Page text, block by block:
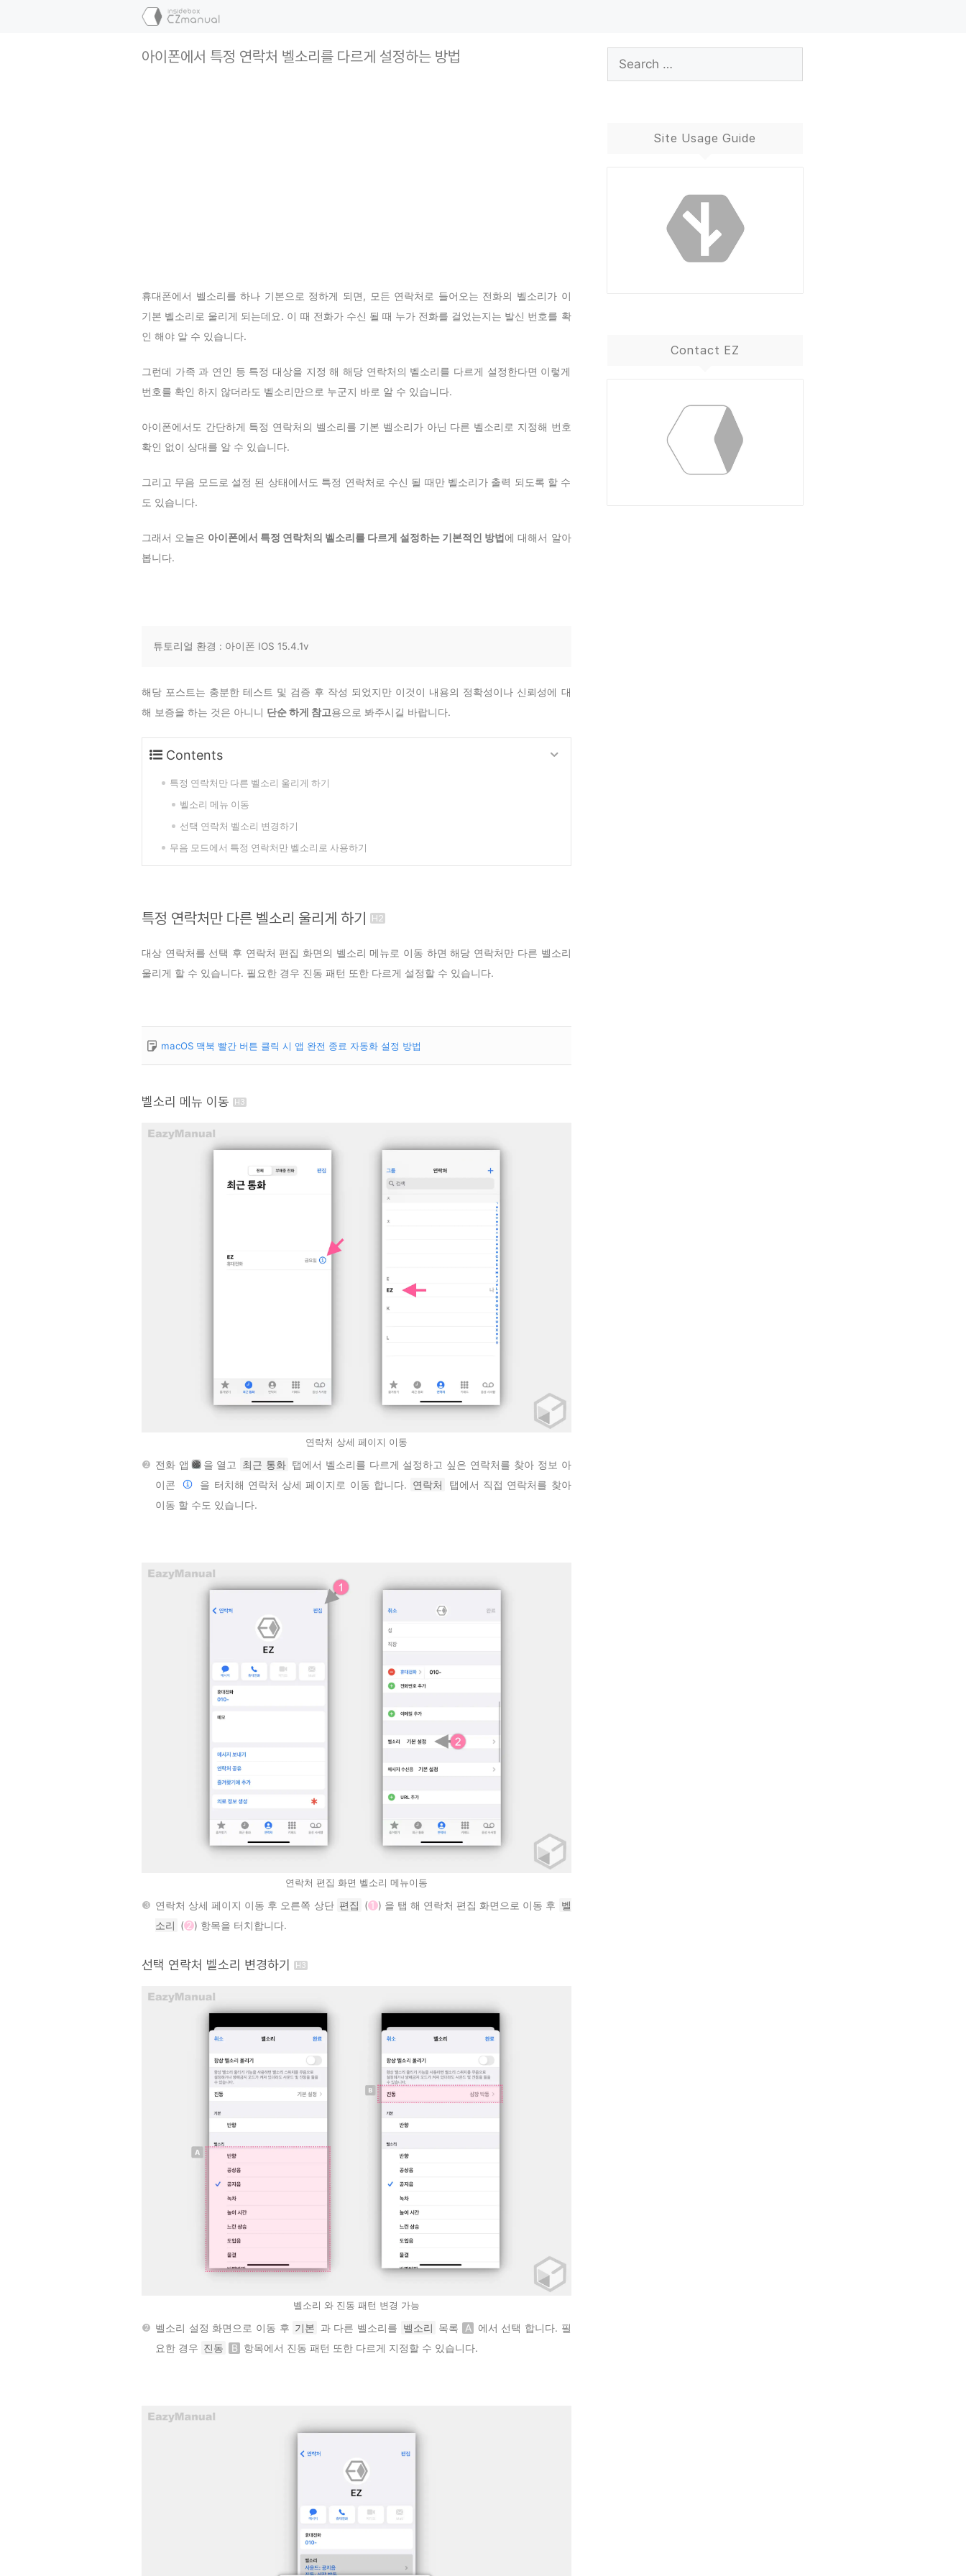
아이폰에서 특정 연락처 벨소리를 다르게 설정하는 방법
휴대폰에서 벨소리를 하나 기본으로 정하게 되면, 모든 연락처로 들어오는 전화의 벨소리가 이
기본 벨소리로 울리게 되는데요. 이 때 전화가 수신 될 때 누가 전화를 걸었는지는 발신 번호를 확
인 해야 알 수 있습니다.
그런데 가족 과 연인 등 특정 대상을 지정 해 해당 연락처의 벨소리를 다르게 설정한다면 이렇게
번호를 확인 하지 않더라도 벨소리만으로 누군지 바로 알 수 있습니다.
아이폰에서도 간단하게 특정 연락처의 벨소리를 기본 벨소리가 아닌 다른 벨소리로 지정해 번호
확인 없이 상대를 알 수 있습니다.
그리고 무음 모드로 설정 된 상태에서도 특정 연락처로 수신 될 때만 벨소리가 출력 되도록 할 수
도 있습니다.
그래서 오늘은 아이폰에서 특정 연락처의 벨소리를 다르게 설정하는 기본적인 방법에 대해서 알아
봅니다.
튜토리얼 환경 : 아이폰 IOS 15.4.1v
해당 포스트는 충분한 테스트 및 검증 후 작성 되었지만 이것이 내용의 정확성이나 신뢰성에 대
해 보증을 하는 것은 아니니 단순 하게 참고용으로 봐주시길 바랍니다.
Contents
특정 연락처만 다른 벨소리 울리게 하기
벨소리 메뉴 이동
선택 연락처 벨소리 변경하기
무음 모드에서 특정 연락처만 벨소리로 사용하기
특정 연락처만 다른 벨소리 울리게 하기
대상 연락처를 선택 후 연락처 편집 화면의 벨소리 메뉴로 이동 하면 해당 연락처만 다른 벨소리
울리게 할 수 있습니다. 필요한 경우 진동 패턴 또한 다르게 설정할 수 있습니다.
macOS 맥북 빨간 버튼 클릭 시 앱 완전 종료 자동화 설정 방법
벨소리 메뉴 이동
연락처 상세 페이지 이동
전화 앱 을 열고 최근 통화 탭에서 벨소리를 다르게 설정하고 싶은 연락처를 찾아 정보 아
이콘
을 터치해 연락처 상세 페이지로 이동 합니다. 연락처
탭에서 직접 연락처를 찾아
이동 할 수도 있습니다.
연락처 편집 화면 벨소리 메뉴이동
연락처 상세 페이지 이동 후 오른쪽 상단 편집 ( 1 ) 을 탭 해 연락처 편집 화면으로 이동 후 벨
소리 ( 2 ) 항목을 터치합니다.
선택 연락처 벨소리 변경하기
벨소리 와 진동 패턴 변경 가능
벨소리 설정 화면으로 이동 후 기본 과 다른 벨소리를 벨소리 목록 A
에서 선택 합니다. 필
요한 경우 진동 B 항목에서 진동 패턴 또한 다르게 지정할 수 있습니다.
for:
Site Usage Guide
Contact EZ